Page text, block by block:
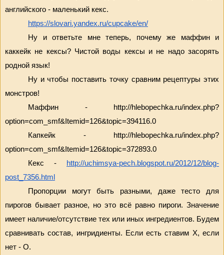
английского - маленький кекс.
https://slovari.yandex.ru/cupcake/en/
Ну и ответьте мне теперь, почему же маффин и
каккейк не кексы? Чистой воды кексы и не надо засорять
родной язык!
Ну и чтобы поставить точку сравним рецептуры этих
монстров!
Маффин - http://hlebopechka.ru/index.php?
option=com_smf&Itemid=126&topic=394116.0
Капкейк - http://hlebopechka.ru/index.php?
option=com_smf&Itemid=126&topic=372893.0
Кекс -
http://uchimsya-pech.blogspot.ru/2012/12/blog-
post_7356.html
Пропорции могут быть разными, даже тесто для
пирогов бывает разное, но это всё равно пироги. Значение
имеет наличие/отсутствие тех или иных ингредиентов. Будем
сравнивать состав, ингридиенты. Если есть ставим Х, если
нет - О.